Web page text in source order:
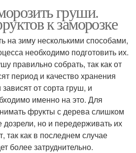
груши.
к заморозке
на зиму несколькими способами,
необходимо подготовить их.
правильно собрать, так как от
период и качество хранения
от сорта груш, и
именно на это. Для
фрукты с дерева слишком
но и передерживать их
так как в последнем случае
более затруднительно.